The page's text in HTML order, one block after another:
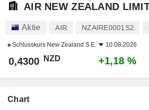
AIR NEW ZEALAND
Aktie AIR NZAIRE0001S2
Schlusskurs New Zealand S.E. 10.08.2026
0,4300 NZD +1,18 %
Chart